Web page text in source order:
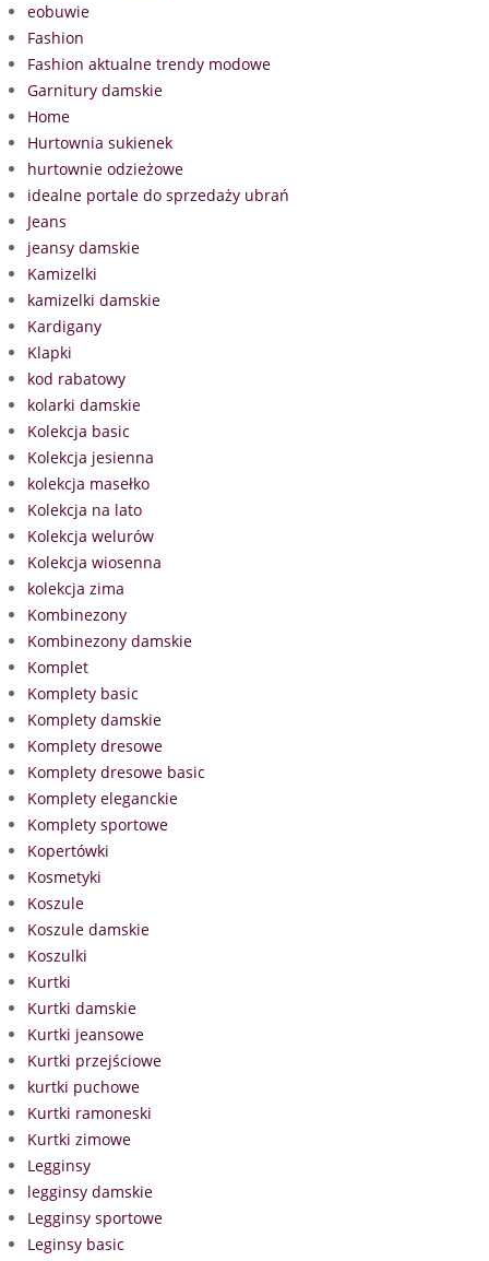
eobuwie
Fashion
Fashion aktualne trendy modowe
Garnitury damskie
Home
Hurtownia sukienek
hurtownie odzieżowe
idealne portale do sprzedaży ubrań
Jeans
jeansy damskie
Kamizelki
kamizelki damskie
Kardigany
Klapki
kod rabatowy
kolarki damskie
Kolekcja basic
Kolekcja jesienna
kolekcja masełko
Kolekcja na lato
Kolekcja welurów
Kolekcja wiosenna
kolekcja zima
Kombinezony
Kombinezony damskie
Komplet
Komplety basic
Komplety damskie
Komplety dresowe
Komplety dresowe basic
Komplety eleganckie
Komplety sportowe
Kopertówki
Kosmetyki
Koszule
Koszule damskie
Koszulki
Kurtki
Kurtki damskie
Kurtki jeansowe
Kurtki przejściowe
kurtki puchowe
Kurtki ramoneski
Kurtki zimowe
Legginsy
legginsy damskie
Legginsy sportowe
Leginsy basic